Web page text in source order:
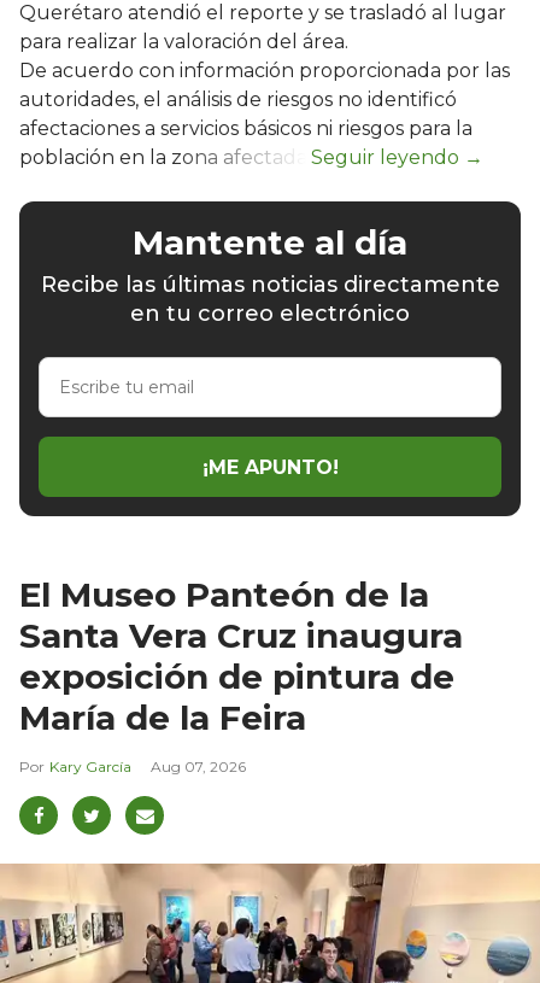
Querétaro atendió el reporte y se trasladó al lugar
para realizar la valoración del área.
De acuerdo con información proporcionada por las
autoridades, el análisis de riesgos no identificó
afectaciones a servicios básicos ni riesgos para la
población en la zona afectada.
Mantente al día
Recibe las últimas noticias directamente
en tu correo electrónico
Escribe
email
¡ME APUNTO!
El Museo Panteón de la
Santa Vera Cruz inaugura
exposición de pintura de
María de la Feira
Kary García Aug 07, 2026